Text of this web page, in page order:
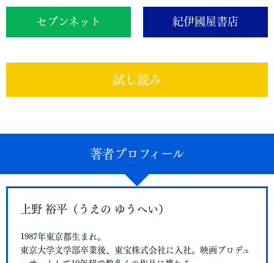
セブンネット 紀伊國屋書店
試し読み
著者プロフィール
上野 裕平（うえの ゆうへい）
1987年東京都生まれ。
東京大学文学部卒業後、東宝株式会社に入社。映画プロデュ